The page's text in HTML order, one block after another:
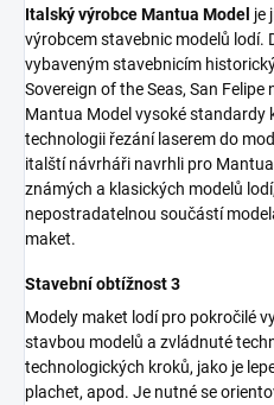
Italský výrobce Mantua Model je
výrobcem stavebnic modelů lodí.
vybaveným stavebnicím
Sovereign of the Seas, San Felipe
Mantua Model vysoké standardy
technologii řezání laserem do
italští návrháři navrhli pro
známých a klasických modelů
nepostradatelnou součástí
maket.
Stavební obtížnost 3
Modely maket lodí pro pokročilé
stavbou modelů a zvládnuté
technologických kroků, jako je
plachet, apod. Je nutné se